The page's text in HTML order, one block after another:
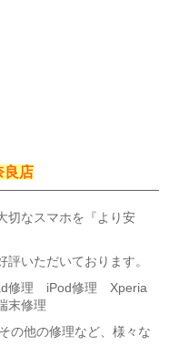
良店
切なスマホを『より安
いただいております。
修理 iPod修理 Xperia
末修理
他の修理など、様々な